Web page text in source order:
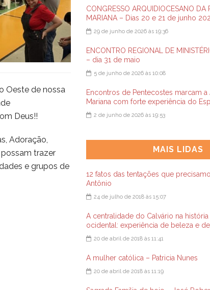
Oeste de nossa
Deus!!
Adoração,
trazer
e grupos de
CONGRESSO ARQUIDIOCESANO DA
MARIANA – Dias 20 e 21 de junho
29 de junho de 2026 às 19:36
ENCONTRO REGIONAL DE
– dia 31 de maio
5 de junho de 2026 às 10:08
Encontros de Pentecostes marcam
Mariana com forte experiência do
2 de junho de 2026 às 19:53
MAIS LIDAS
12 fatos das tentações que
Antônio
24 de julho de 2018 às 15:07
A centralidade do Calvário na
ocidental: experiência de beleza e
20 de abril de 2018 às 11:41
A mulher católica – Patricia Nunes
20 de abril de 2018 às 11:19